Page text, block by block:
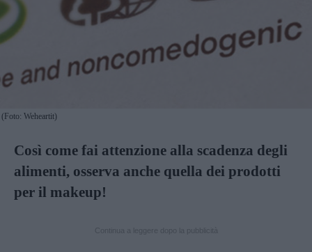
(Foto: Weheartit)
Così come fai attenzione alla scadenza degli
alimenti, osserva anche quella dei prodotti
per il makeup!